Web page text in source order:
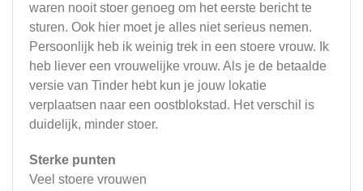
waren nooit stoer genoeg om het eerste bericht te
sturen. Ook hier moet je alles niet serieus nemen.
Persoonlijk heb ik weinig trek in een stoere vrouw. Ik
heb liever een vrouwelijke vrouw. Als je de betaalde
versie van Tinder hebt kun je jouw lokatie
verplaatsen naar een oostblokstad. Het verschil is
duidelijk, minder stoer.
Sterke punten
Veel stoere vrouwen